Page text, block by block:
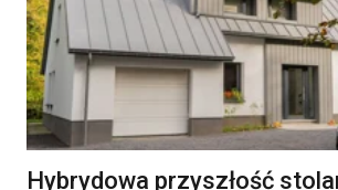
Hybrydowa przyszłość